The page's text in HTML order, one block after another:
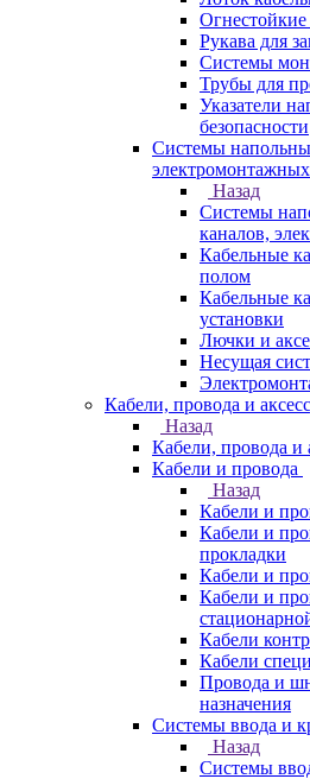
Рукава для
Системы
Трубы для
Указатели
безопасности
Системы
Назад
Системы
каналов,
Кабельные
полом
Кабельные
установки
Лючки и
Несущая
Кабели, провода и
Назад
Кабели, провода и
Кабели и провода
Назад
Кабели и
Кабели и
прокладки
Кабели и
Кабели и
Кабели
Кабели
Провода и
назначения
Системы ввода и
Назад
Системы